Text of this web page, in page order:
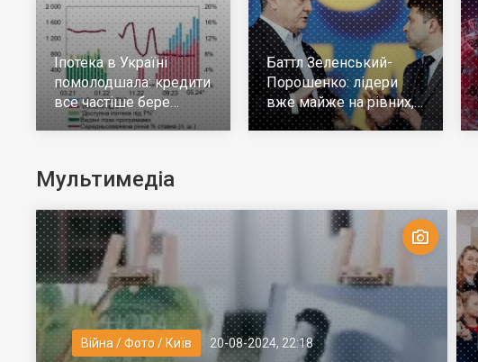
Іпотека в Україні
помолодшала: кредити
все частіше бере
молодь до 30 років
Баттл Зеленський-
Порошенко: лідери
вже майже на рівних,
але багато тих, хто не
Мультимедіа
Війна / Фото / Київ 20-08-2024, 22:18